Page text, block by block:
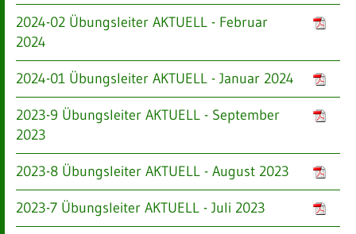
2024-02 Übungsleiter AKTUELL - Februar
2024
2024-01 Übungsleiter AKTUELL - Januar 2024
2023-9 Übungsleiter AKTUELL - September
2023
2023-8 Übungsleiter AKTUELL - August 2023
2023-7 Übungsleiter AKTUELL - Juli 2023